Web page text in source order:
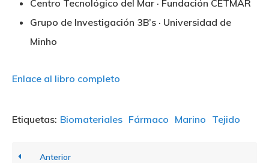
Centro Tecnológico del Mar · Fundación CETMAR
Grupo de Investigación 3B’s · Universidad de
Minho
Enlace al libro completo
Etiquetas: Biomateriales Fármaco Marino Tejido
Anterior